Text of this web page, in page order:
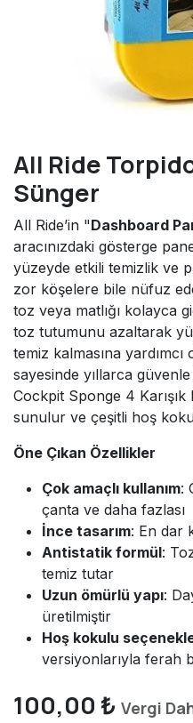
All Ride
Sünger
All Ride’in "Dashboard
aracınızdaki gösterge
yüzeyde etkili temizlik ve
zor köşelere bile nüfuz
toz veya matlığı kolayca
toz tutumunu azaltarak
temiz kalmasına yardımcı
sayesinde yıllarca
Cockpit Sponge 4
sunulur ve çeşitli hoş
Öne Çıkan Özellikler
Çok amaçlı kullanım:
çanta ve daha fazlası
İnce tasarım: En dar
Antistatik formül:
temiz tutar
Uzun ömürlü yapı:
üretilmiştir
Hoş kokulu
versiyonlarıyla ferah
100,00 ₺ Vergi